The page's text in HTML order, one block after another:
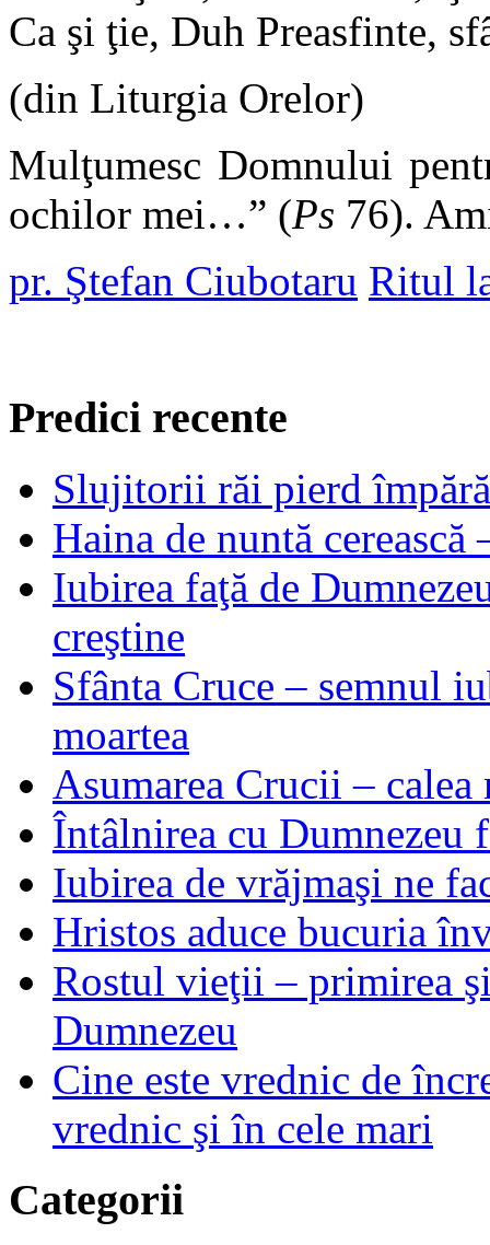
Ca şi ţie, Duh Preasfinte,
(din Liturgia Orelor)
Mulţumesc Domnului
ochilor mei…” (Ps 76).
pr. Ştefan Ciubotaru Ritul
Predici recente
Slujitorii răi pierd
Haina de nuntă
Iubirea faţă de
creştine
Sfânta Cruce – semnul
moartea
Asumarea Crucii –
Întâlnirea cu Dumnezeu
Iubirea de vrăjmaşi ne
Hristos aduce bucuria
Rostul vieţii – primirea
Dumnezeu
Cine este vrednic de
vrednic şi în cele mari
Categorii